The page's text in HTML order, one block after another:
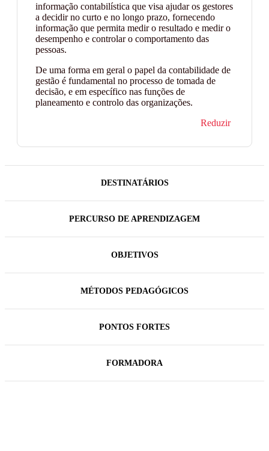
informação contabilística que visa ajudar os gestores
a decidir no curto e no longo prazo, fornecendo
informação que permita medir o resultado e medir o
desempenho e controlar o comportamento das
pessoas.
De uma forma em geral o papel da contabilidade de
gestão é fundamental no processo de tomada de
decisão, e em específico nas funções de
planeamento e controlo das organizações.
Reduzir
DESTINATÁRIOS
PERCURSO DE APRENDIZAGEM
OBJETIVOS
MÉTODOS PEDAGÓGICOS
PONTOS FORTES
FORMADORA